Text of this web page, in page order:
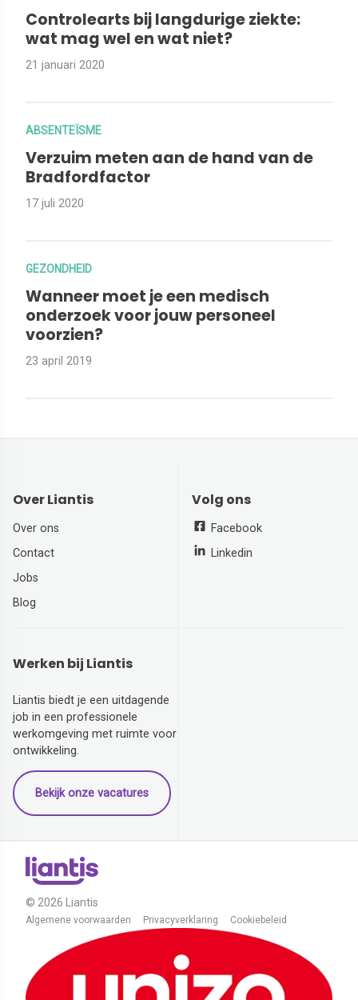
Controlearts bij langdurige ziekte:
wat mag wel en wat niet?
21 januari 2020
ABSENTEÏSME
Verzuim meten aan de hand van de
Bradfordfactor
17 juli 2020
GEZONDHEID
Wanneer moet je een medisch
onderzoek voor jouw personeel
voorzien?
23 april 2019
Over Liantis
Over ons
Contact
Jobs
Blog
Volg ons
Facebook
Linkedin
Werken bij Liantis
Liantis biedt je een uitdagende
job in een professionele
werkomgeving met ruimte voor
ontwikkeling.
Bekijk onze vacatures
© 2026 Liantis
Algemene voorwaarden Privacyverklaring Cookiebeleid